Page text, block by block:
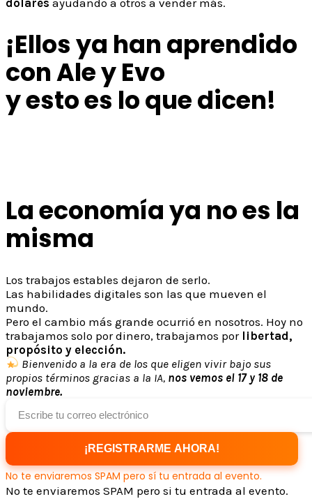
dólares ayudando a otros a vender más.
¡Ellos ya han aprendido
con Ale y Evo
y esto es lo que dicen!
La economía ya no es la
misma
Los trabajos estables dejaron de serlo.
Las habilidades digitales son las que mueven el
mundo.
Pero el cambio más grande ocurrió en nosotros. Hoy no
trabajamos solo por dinero, trabajamos por libertad,
propósito y elección.
Bienvenido a la era de los que eligen vivir bajo sus
propios términos gracias a la IA, nos vemos el 17 y 18 de
noviembre.
¡REGISTRARME AHORA!
No te enviaremos SPAM pero sí tu entrada al evento.
No te enviaremos SPAM pero si tu entrada al evento.